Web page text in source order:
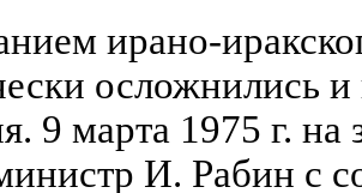
ирано-
осложнились
9 марта 1975 г. на
И. Рабин с